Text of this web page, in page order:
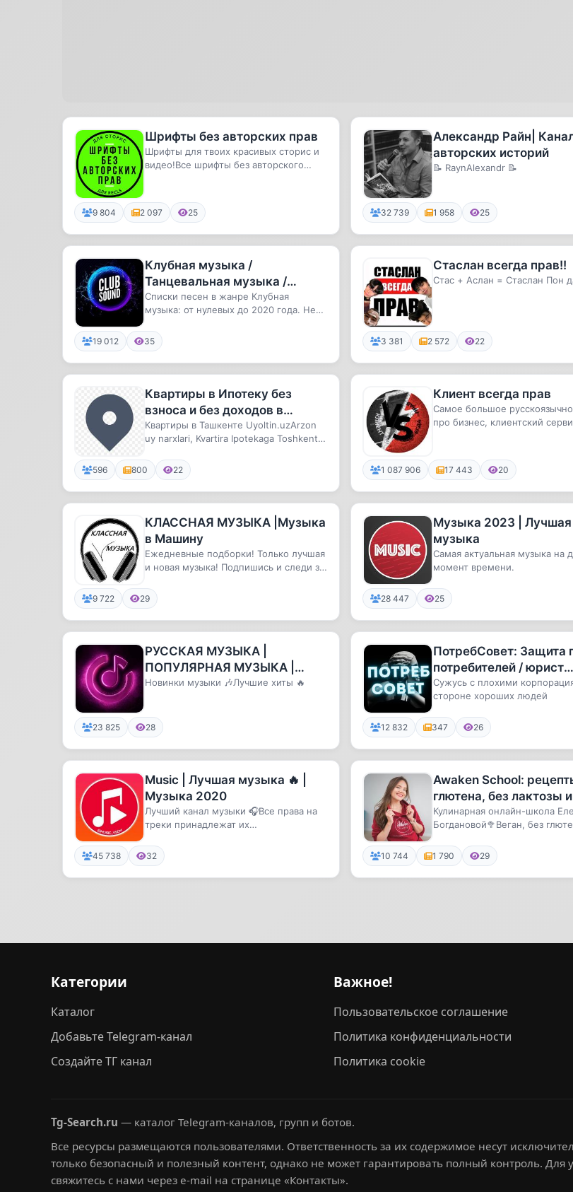
Шрифты без авторских прав
Шрифты для твоих красивых сторис и
видео!Все шрифты без авторского
9 804 2 097 25
Александр Райн|
авторских историй
📝 RaynAlexandr 📝
32 739 1 958 25
Клубная музыка /
Танцевальная музыка /
Лучшая музыка
Списки песен в жанре Клубная
музыка: от нулевых до 2020 года. Не
19 012 35
Стаслан всегда прав!!
Стас + Аслан = Стаслан Пон
3 381 2 572 22
Квартиры в Ипотеку без
взноса и без доходов в
Ташкенте на uyoltin.uz |
Kvartira uylar ipoteka daroma
Квартиры в Ташкенте Uyoltin.uzArzon
uy narxlari, Kvartira Ipotekaga Toshkent
596 800 22
Клиент всегда прав
Самое большое
про бизнес, клиентский
1 087 906 17 443 20
КЛАССНАЯ МУЗЫКА |Музыка
в Машину
Ежедневные подборки! Только лучшая
и новая музыка! Подпишись и следи за
9 722 29
Музыка 2023 | Лучшая
музыка
Самая актуальная музыка на
момент времени.
28 447 25
РУССКАЯ МУЗЫКА |
ПОПУЛЯРНАЯ МУЗЫКА |
НОВИНКИ МУЗЫКИ
Новинки музыки 🎶Лучшие хиты 🔥
23 825 28
ПотребСовет: Защита
потребителей / юрист
Василий Черепанов
Сужусь с плохими
стороне хороших людей
12 832 347 26
Music | Лучшая музыка 🔥 |
Музыка 2020
Лучший канал музыки 🎧Все права на
треки принадлежат их
свободных ...
45 738 32
Awaken School:
глютена, без лактозы и
сахара
Кулинарная онлайн-школа
Богдановой🥦Веган, без
на...
10 744 1 790 29
Категории
Каталог
Добавьте Telegram-канал
Создайте ТГ канал
Важное!
Пользовательское соглашение
Политика конфиденциальности
Политика cookie
Tg-Search.ru — каталог Telegram-каналов, групп и ботов.
Все ресурсы размещаются пользователями. Ответственность за их содержимое несут
только безопасный и полезный контент, однако не может гарантировать полный контроль.
свяжитесь с нами через e-mail на странице «Контакты».